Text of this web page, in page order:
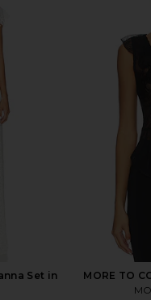
Dress in
Good
Set in
MORE TO